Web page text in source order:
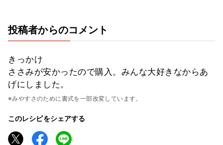
投稿者からのコメント
きっかけ
ささみが安かったので購入。みんな大好きなからあ
げにしました。
※みやすさのために書式を一部改変しています。
このレシピをシェアする